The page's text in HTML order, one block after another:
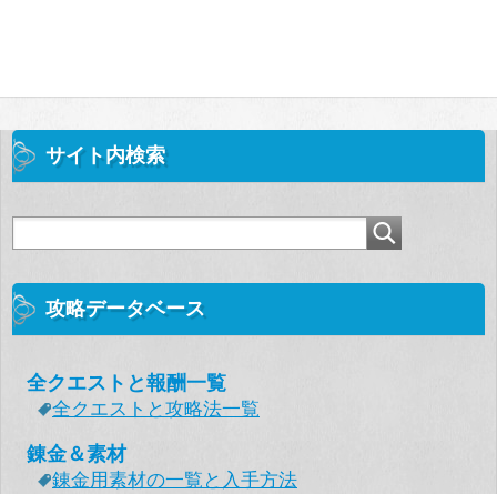
サイト内検索
攻略データベース
全クエストと報酬一覧
全クエストと攻略法一覧
錬金＆素材
錬金用素材の一覧と入手方法